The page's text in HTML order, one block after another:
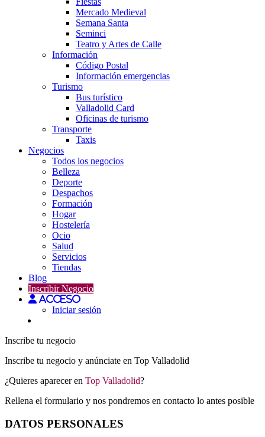
Mercado Medieval
Semana Santa
Seminci
Teatro y Artes de Calle
Información
Código Postal
Información emergencias
Turismo
Bus turístico
Valladolid Card
Oficinas de turismo
Transporte
Taxis
Negocios
Todos los negocios
Belleza
Deporte
Despachos
Formación
Hogar
Hostelería
Ocio
Salud
Servicios
Tiendas
Blog
Inscribir Negocio
Acceso
Iniciar sesión
Inscribe tu negocio
Inscribe tu negocio y anúnciate en Top Valladolid
¿Quieres aparecer en Top Valladolid?
Rellena el formulario y nos pondremos en contacto lo antes posible
DATOS PERSONALES